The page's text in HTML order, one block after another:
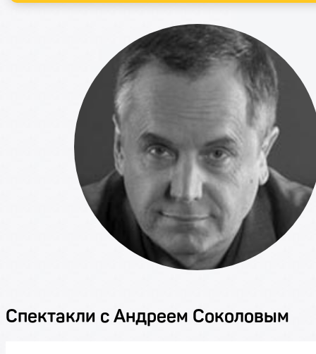
Спектакли с Андреем Соколовым